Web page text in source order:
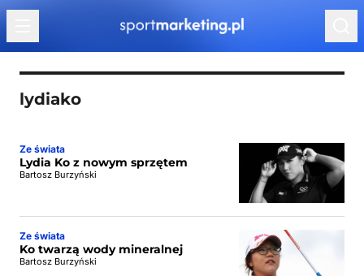
Przejdź do treści
lydiako
Ze świata
Lydia Ko z nowym sprzętem
Bartosz Burzyński
Ze świata
Ko twarzą wody mineralnej
Bartosz Burzyński